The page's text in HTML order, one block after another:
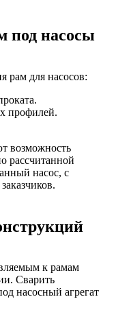
под насосы
рам для насосов:
профилей.
возможность
рассчитанной
насос, с
к рамам
Сварить
насосный агрегат